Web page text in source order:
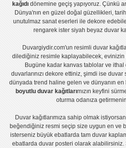
kağıdıdönemine geçiş yapıyoruz. Çünkü
Dünya'nın en güzel doğal güzellikleri,
unutulmaz sanat eserleri ile dekore
rengarek ister siyah beyaz duvar
Duvargiydir.com'unresimli duvar
dilediğiniz resimle kaplayabilecek, evinizin
Bugüne kadar kanvas tablo lar veithal
duvarlarınızı dekore ettiniz, şimdi iseduvar
dünyada trend haline gelen ve dünyanın
boyutlu duvar kağıtlarımızın keyfini
oturma odanıza
Duvar kağıtlarımıza sahip olmak
beğendiğiniz resmi seçip size uygun en ve
isterseniz büyük ebatlarda tam duvar
ebatlarda duvar posteri olarak alabilirsiniz.